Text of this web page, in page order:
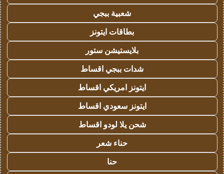
شعبية ببجي
بطاقات ايتونز
بلايستيشن ستور
شدات ببجي اقساط
ايتونز امريكي اقساط
ايتونز سعودي اقساط
شحن يلا لودو اقساط
حناء شعر
حنا